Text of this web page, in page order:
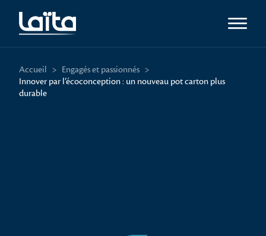
Ouvrir
Accueil > Engagés et passionnés >
Innover par l’écoconception : un nouveau pot carton plus
durable